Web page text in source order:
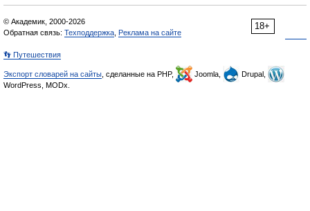
18+
© Академик, 2000-2026
Обратная связь: Техподдержка Реклама на сайте
👣 Путешествия
Экспорт словарей на сайты , сделанные на PHP, Joomla,
Drupal,
WordPress, MODx.